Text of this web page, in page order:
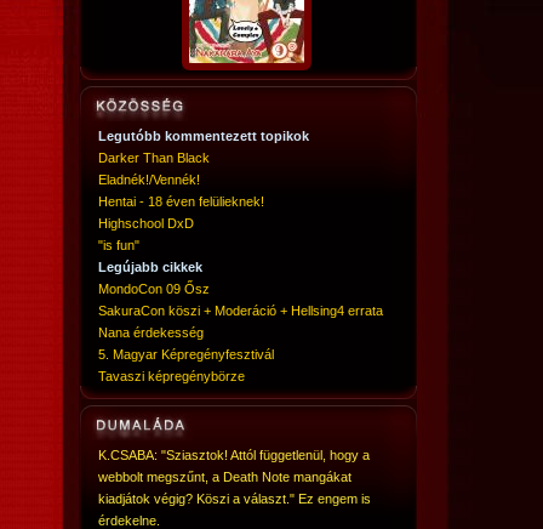
Legutóbb kommentezett topikok
Darker Than Black
Eladnék!/Vennék!
Hentai - 18 éven felülieknek!
Highschool DxD
"is fun"
Legújabb cikkek
MondoCon 09 Ősz
SakuraCon köszi + Moderáció + Hellsing4 errata
Nana érdekesség
5. Magyar Képregényfesztivál
Tavaszi képregénybörze
K.CSABA: "Sziasztok! Attól függetlenül, hogy a
webbolt megszűnt, a Death Note mangákat
kiadjátok végig? Köszi a választ." Ez engem is
érdekelne.